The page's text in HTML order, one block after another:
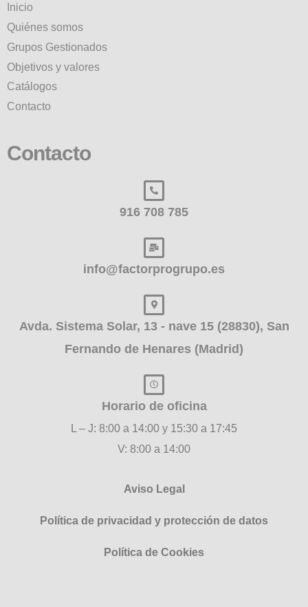
Inicio
Quiénes somos
Grupos Gestionados
Objetivos y valores
Catálogos
Contacto
Contacto
916 708 785
info@factorprogrupo.es
Avda. Sistema Solar, 13 - nave 15 (28830), San
Fernando de Henares (Madrid)
Horario de oficina
L – J: 8:00 a 14:00 y 15:30 a 17:45
V: 8:00 a 14:00
Aviso Legal
Política de privacidad y protección de datos
Política de Cookies